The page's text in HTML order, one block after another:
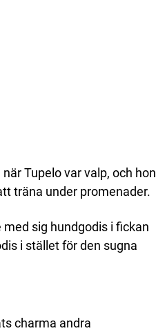
Tupelo var valp, och hon
träna under promenader.
sig hundgodis i fickan
i stället för den sugna
charma andra